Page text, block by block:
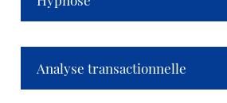
Analyse transactionnelle